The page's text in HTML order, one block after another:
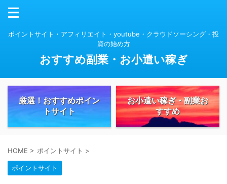
ポイントサイト・アフィリエイト・youtube・クラウドソーシング・投
資の始め方
おすすめ副業・お小遣い稼ぎ
厳選！おすすめポイン
トサイト
お小遣い稼ぎ・副業お
すすめ
HOME > ポイントサイト >
ポイントサイト